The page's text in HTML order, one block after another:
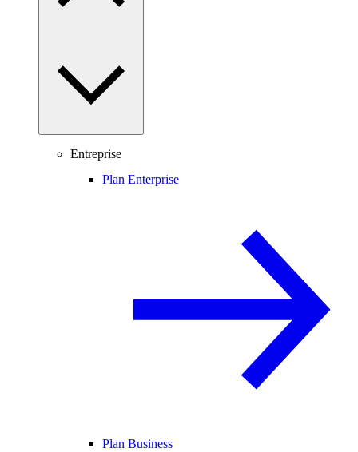
Entreprise
Plan Enterprise
Plan Business